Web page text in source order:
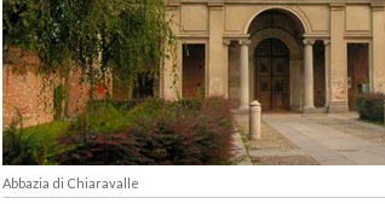
Abbazia di Chiaravalle